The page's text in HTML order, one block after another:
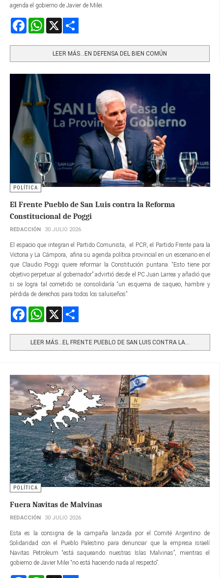
agenda el gobierno de Javier de Milei.
FacebookWhatsApp
LEER MÁS…EN DEFENSA DEL BIEN COMÚN
POLÍTICA
El Frente Pueblo de San Luis contra la Reforma
Constitucional de Poggi
REDACCIÓN 30 JULIO 2026
El espacio que integran el Partido Comunista, el PCR, el Partido Frente para la
Victoria y La Cámpora, afina su agenda política provincial en un escenario en el
que Claudio Poggi quiere reformar la Constitución puntana. “Esto tiene por
objetivo perpetuar al gobernador” advirtió desde el PC Juan Larrea y añadió que
si se logra tal cometido se consolidaría “un esquema de saqueo, hambre y
pérdida de derechos para todos los saluiseños”.
FacebookWhatsApp
LEER MÁS…EL FRENTE PUEBLO DE SAN LUIS CONTRA LA...
POLÍTICA
Fuera Navitas de Malvinas
REDACCIÓN 30 JULIO 2026
Esta es la consigna de la campaña lanzada por el Comité Argentino de
Solidaridad con el Pueblo Palestino para denunciar que la empresa israelí
Navitas Petroleum “está saqueando nuestras Islas Malvinas”, mientras el
gobierno de Javier Milei “no está haciendo nada al respecto”.